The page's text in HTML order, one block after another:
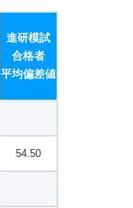
－
進研模試
合格者
平均偏差値
54.50